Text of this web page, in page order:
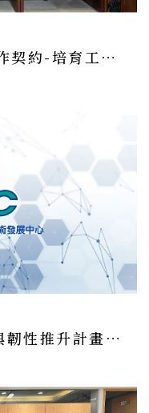
國醫大與醫藥機構簽署合作契約-培育工業藥學專業人才
115年製藥產業垂直整合與韌性推升計畫-產業技術輔導申請